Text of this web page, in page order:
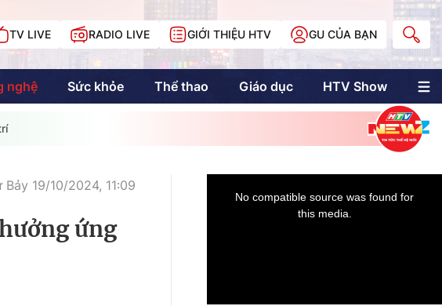
TV LIVE RADIO LIVE GIỚI THIỆU HTV GU CỦA BẠN
nghệ Sức khỏe Thể thao Giáo dục HTV Show
Multimedia
Multiform
Doanh nhân Sài
Gòn
Bảy 19/10/2024, 11:09
ứng